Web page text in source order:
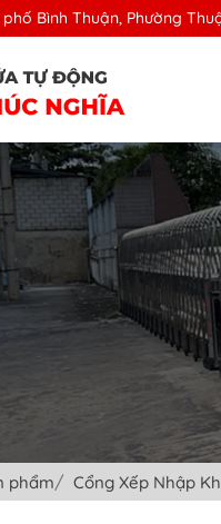
Bình Thuận, Phường
phẩm Cổng Xếp Nhập